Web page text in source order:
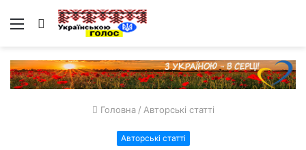
Меню Пошук
Головна / Авторські статті
Авторські статті